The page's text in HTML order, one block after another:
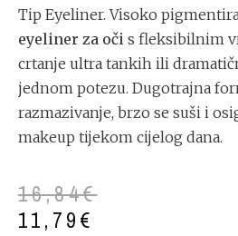
Tip Eyeliner. Visoko
eyeliner za oči s fleksibilnim
crtanje ultra tankih ili
jednom potezu. Dugotrajna
razmazivanje, brzo se suši i
makeup tijekom cijelog dana.
16,84€
11,79€